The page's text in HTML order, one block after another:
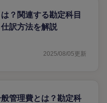
？関連する勘定科目
訳方法を解説
2025/08/05更新
管理費とは？勘定科